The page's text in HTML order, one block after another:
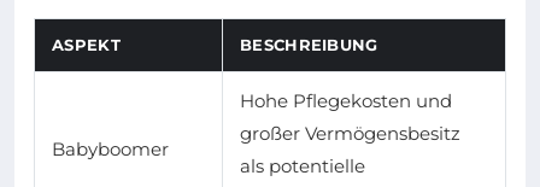
ASPEKT BESCHREIBUNG
Babyboomer
Hohe Pflegekosten und
großer Vermögensbesitz
als potentielle